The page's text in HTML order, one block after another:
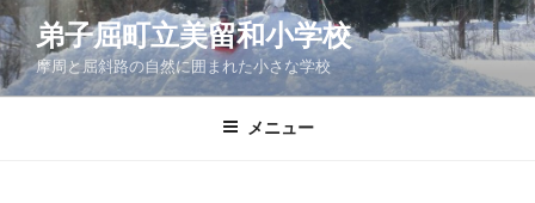
コ
ン
テ
ン
弟子屈町立美留和小学校
摩周と屈斜路の自然に囲まれた小さな学校
メニュー